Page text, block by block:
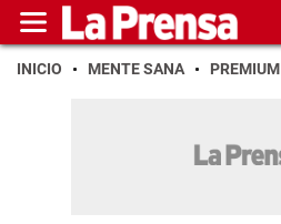
INICIO MENTE SANA PREMIUM